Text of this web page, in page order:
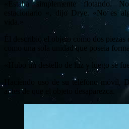
«Estaba simplemente flotando.
estacionario «, dijo Drye. «No es
Él describió el objeto como dos
como una sola unidad que poseía
«Hubo un destello de luz y luego se
Haciendo uso de su teléfono móvil,
antes de que el objeto desaparezca.